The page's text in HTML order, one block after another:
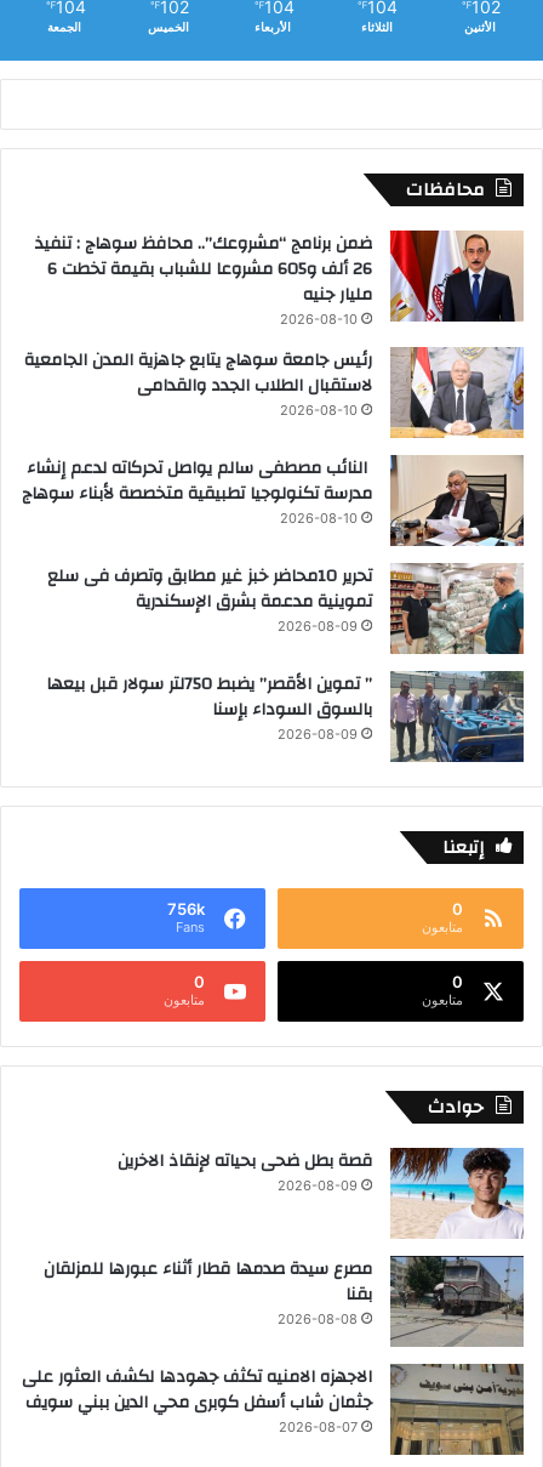
102
℉
الأثنين
104
℉
الثلاثاء
104
℉
الأربعاء
102
℉
الخميس
104
℉
الجمعة
محافظات
ضمن برنامج “مشروعك”.. محافظ سوهاج : تنفيذ
26 ألف و605 مشروعا للشباب بقيمة تخطت 6
مليار جنيه
2026-08-10
رئيس جامعة سوهاج يتابع جاهزية المدن الجامعية
لاستقبال الطلاب الجدد والقدامى
2026-08-10
النائب مصطفى سالم يواصل تحركاته لدعم إنشاء
مدرسة تكنولوجيا تطبيقية متخصصة لأبناء سوهاج
2026-08-10
تحرير 10محاضر خبز غير مطابق وتصرف فى سلع
تموينية مدعمة بشرق الإسكندرية
2026-08-09
” تموين الأقصر” يضبط 750لتر سولار قبل بيعها
بالسوق السوداء بإسنا
2026-08-09
إتبعنا
0
متابعون
756k
Fans
0
متابعون
0
متابعون
حوادث
قصة بطل ضحى بحياته لإنقاذ الاخرين
2026-08-09
مصرع سيدة صدمها قطار أثناء عبورها للمزلقان
بقنا
2026-08-08
الاجهزه الامنيه تكثف جهودها لكشف العثور على
جثمان شاب أسفل كوبرى محي الدين ببني سويف
2026-08-07